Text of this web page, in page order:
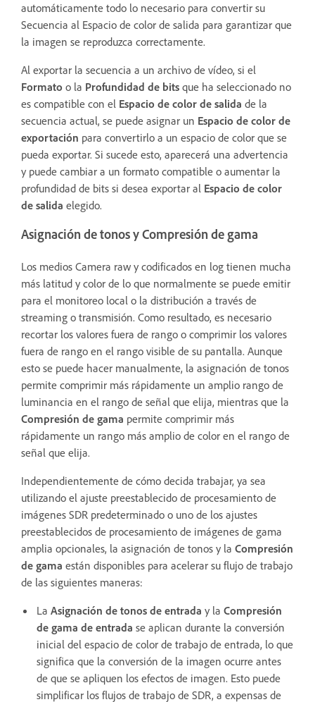
automáticamente todo lo necesario para convertir su
Secuencia al Espacio de color de salida para garantizar que
la imagen se reproduzca correctamente.
Al exportar la secuencia a un archivo de vídeo, si el
Formato o la Profundidad de bits que ha seleccionado no
es compatible con el Espacio de color de salida de la
secuencia actual, se puede asignar un Espacio de color de
exportación para convertirlo a un espacio de color que se
pueda exportar. Si sucede esto, aparecerá una advertencia
y puede cambiar a un formato compatible o aumentar la
profundidad de bits si desea exportar al Espacio de color
de salida elegido.
Asignación de tonos y Compresión de gama
Los medios Camera raw y codificados en log tienen mucha
más latitud y color de lo que normalmente se puede emitir
para el monitoreo local o la distribución a través de
streaming o transmisión. Como resultado, es necesario
recortar los valores fuera de rango o comprimir los valores
fuera de rango en el rango visible de su pantalla. Aunque
esto se puede hacer manualmente, la asignación de tonos
permite comprimir más rápidamente un amplio rango de
luminancia en el rango de señal que elija, mientras que la
Compresión de gama permite comprimir más
rápidamente un rango más amplio de color en el rango de
señal que elija.
Independientemente de cómo decida trabajar, ya sea
utilizando el ajuste preestablecido de procesamiento de
imágenes SDR predeterminado o uno de los ajustes
preestablecidos de procesamiento de imágenes de gama
amplia opcionales, la asignación de tonos y la Compresión
de gama están disponibles para acelerar su flujo de trabajo
de las siguientes maneras:
La Asignación de tonos de entrada y la Compresión
de gama de entrada se aplican durante la conversión
inicial del espacio de color de trabajo de entrada, lo que
significa que la conversión de la imagen ocurre antes
de que se apliquen los efectos de imagen. Esto puede
simplificar los flujos de trabajo de SDR, a expensas de